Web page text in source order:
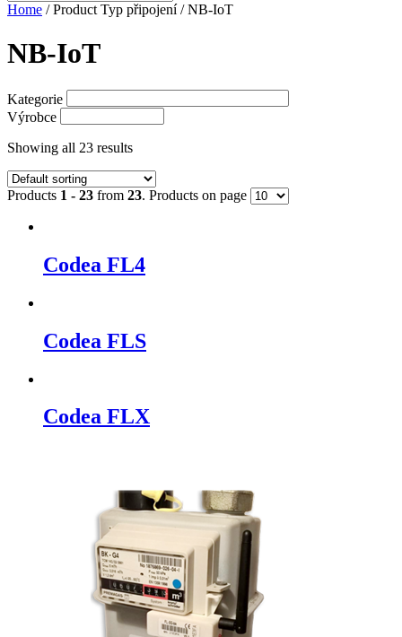
Home / Product Typ připojení / NB-IoT
NB-IoT
Kategorie
Výrobce
Showing all 23 results
Products 1 - 23 from 23. Products on page
Codea FL4
Codea FLS
Codea FLX